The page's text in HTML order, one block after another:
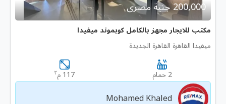
200,000 جنية مصرى
مكتب للايجار مجهز بالكامل كوبموند ميفيدا
ميفيدا القاهرة القاهرة الجديدة
2 حمام 117 م ٢
Mohamed Khaled